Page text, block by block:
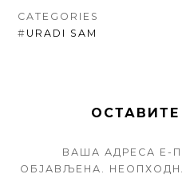
CATEGORIES
# URADI SAM
ВАША АДРЕСА Е-
ОБЈАВЉЕНА.